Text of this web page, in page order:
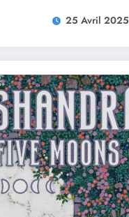
25 Avril 2025